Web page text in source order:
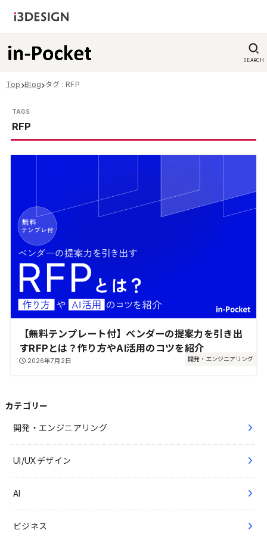
SEARCH
Top Blog タグ : RFP
RFP
開発・エンジニアリング
【無料テンプレート付】ベンダーの提案力を引き出
すRFPとは？作り方やAI活用のコツを紹介
2026年7月2日
カテゴリー
開発・エンジニアリング
UI/UXデザイン
AI
ビジネス